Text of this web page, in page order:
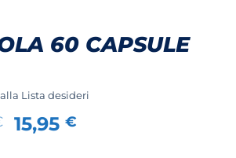
60 CAPSULE
Lista desideri
Il
15,95€